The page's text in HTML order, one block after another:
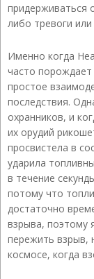
придерживаться
либо тревоги
Именно когда
часто порождает
простое
последствия.
охранников, и
их орудий
просвистела в
ударила
в течение
потому что
достаточно
взрыва, поэтому
пережить взрыв,
космосе, когда